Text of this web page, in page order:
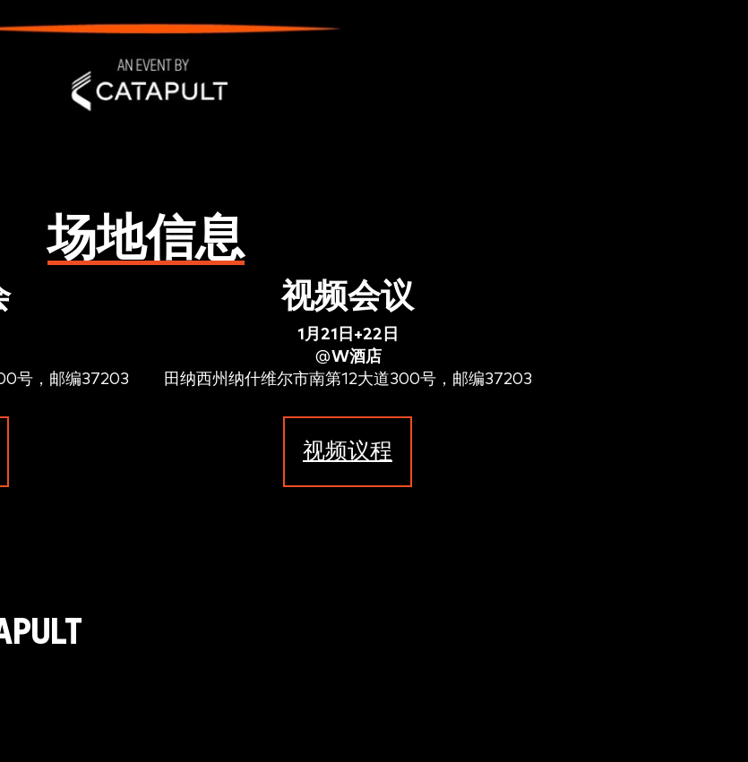
场地信息
号，邮编37203
视频会议
1月21日+22日
@W酒店
田纳西州纳什维尔市南第12大道300号，邮编37203
视频议程